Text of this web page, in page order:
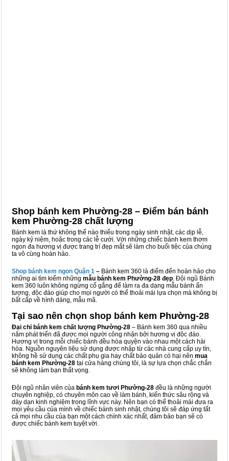
Shop bánh kem Phường-28 – Điểm bán bánh
kem Phường-28 chất lượng
Bánh kem là thứ không thể nào thiếu trong ngày sinh nhật, các dịp lễ,
ngày kỷ niệm, hoặc trong các lễ cưới. Với những chiếc bánh kem thơm
ngon đa hương vị được trang trí đẹp mắt sẽ làm cho buổi tiệc của chúng
ta vô cùng hoàn hảo.
Shop bánh kem ngon Quận 1 – Bánh kem 360 là điểm đến hoàn hảo cho
những ai tìm kiếm những mẫu bánh kem Phường-28 đẹp. Đội ngũ Bánh
kem 360 luôn không ngừng cố gắng để làm ra đa dạng mẫu bánh ấn
tượng, độc đáo giúp cho mọi người có thể thoải mái lựa chọn mà không bị
bất cấp về hình dáng, mẫu mã.
Tại sao nên chọn shop bánh kem Phường-28
Đại chỉ bánh kem chất lượng Phường-28 – Bánh kem 360 qua nhiều
năm phát triển đã được mọi người công nhận bởi hương vị độc đáo.
Hương vị trong mỗi chiếc bánh đều hòa quyện vào nhau một cách hài
hòa. Nguồn nguyên liệu sử dụng được nhập từ các nhà cung cấp uy tín,
không hề sử dụng các chất phụ gia hay chất bảo quản có hại nên mua
bánh kem Phường-28 tại cửa hàng chúng tôi, là sự lựa chọn chắc chắn
sẽ không làm bạn thất vọng.
Đội ngũ nhân viên của bánh kem tươi Phường-28 đều là những người
chuyên nghiệp, có chuyên môn cao về làm bánh, kiến thức sâu rộng và
dày dạn kinh nghiệm trong lĩnh vực này. Nên bạn có thể thoải mái đưa ra
mọi yêu cầu của mình về chiếc bánh sinh nhật, chúng tôi sẽ đáp ứng tất
cả mọi nhu cầu của bạn một cách chính xác nhất, đảm bảo bạn sẽ có
được chiếc bánh kem tuyệt vời.